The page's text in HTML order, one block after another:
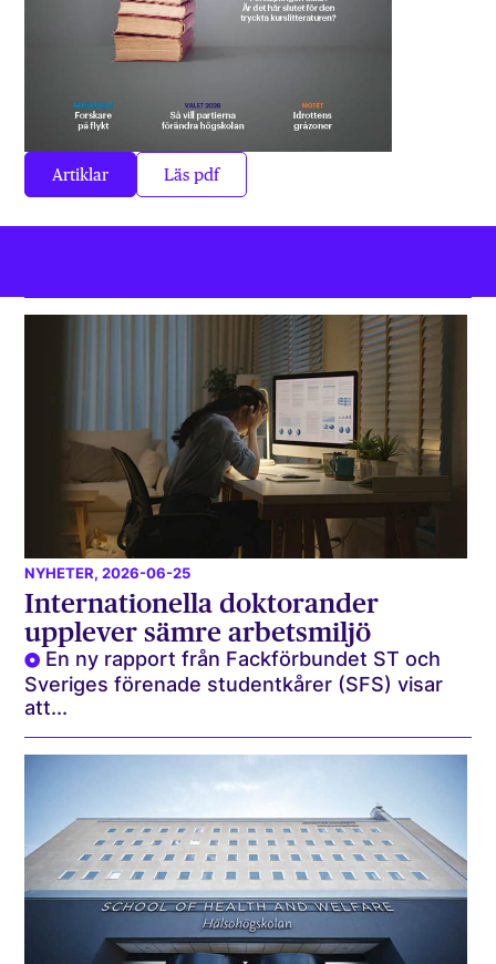
Artiklar Läs pdf
NYHETER, 2026-06-25
Internationella doktorander
upplever sämre arbetsmiljö
En ny rapport från Fackförbundet ST och
Sveriges förenade studentkårer (SFS) visar
att...